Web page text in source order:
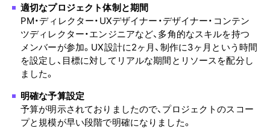
適切なプロジェクト体制と期間
PM・ディレクター・UXデザイナー・デザイナー・コンテン
ツディレクター・エンジニアなど、多角的なスキルを持つ
メンバーが参加。UX設計に2ヶ月、制作に3ヶ月という時間
を設定し、目標に対してリアルな期間とリソースを配分し
ました。
明確な予算設定
予算が明示されておりましたので、プロジェクトのスコー
プと規模が早い段階で明確になりました。